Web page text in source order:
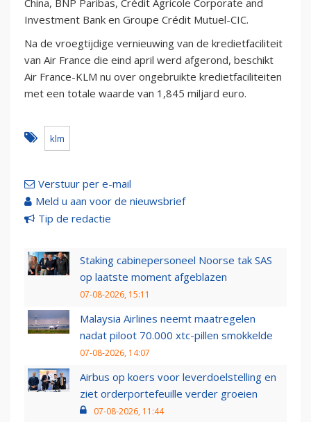
China, BNP Paribas, Crédit Agricole Corporate and
Investment Bank en Groupe Crédit Mutuel-CIC.
Na de vroegtijdige vernieuwing van de kredietfaciliteit
van Air France die eind april werd afgerond, beschikt
Air France-KLM nu over ongebruikte kredietfaciliteiten
met een totale waarde van 1,845 miljard euro.
klm
Verstuur per e-mail
Meld u aan voor de nieuwsbrief
Tip de redactie
Staking cabinepersoneel Noorse tak SAS
op laatste moment afgeblazen
07-08-2026, 15:11
Malaysia Airlines neemt maatregelen
nadat piloot 70.000 xtc-pillen smokkelde
07-08-2026, 14:07
Airbus op koers voor leverdoelstelling en
ziet orderportefeuille verder groeien
07-08-2026, 11:44